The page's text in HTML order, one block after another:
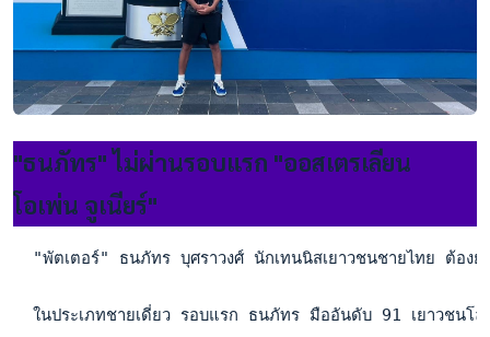
"ธนภัทร" ไม่ผ่านรอบแรก "ออสเตรเลียน
โอเพ่น จูเนียร์"
"พัตเตอร์" ธนภัทร บุศราวงศ์ นักเทนนิสเยาวชนชายไทย ต้อง
ในประเภทชายเดี่ยว รอบแรก ธนภัทร มืออันดับ 91 เยาวชน